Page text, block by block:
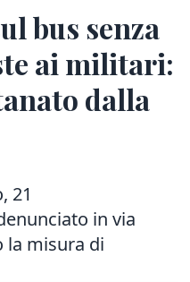
bus senza
ai militari:
dalla
21
in via
la misura di